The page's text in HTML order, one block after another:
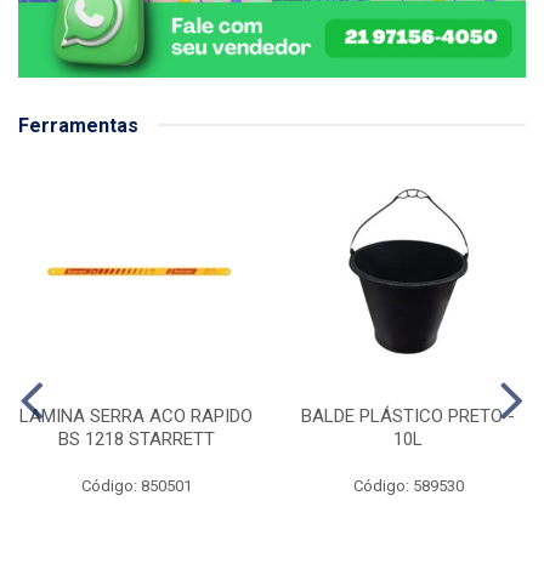
Ferramentas
LAMINA SERRA ACO RAPIDO
BS 1218 STARRETT
Código: 850501
BALDE PLÁSTICO PRETO -
10L
Código: 589530